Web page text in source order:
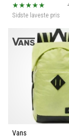
Sidste laveste pris
Vans